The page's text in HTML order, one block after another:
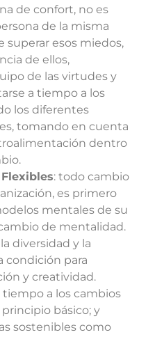
de confort, no es
de la misma
superar esos miedos,
de ellos,
de las virtudes y
a tiempo a los
los diferentes
tomando en cuenta
dentro
: todo cambio
es primero
mentales de su
de mentalidad.
diversidad y la
condición para
y creatividad.
a los cambios
básico; y
sostenibles como